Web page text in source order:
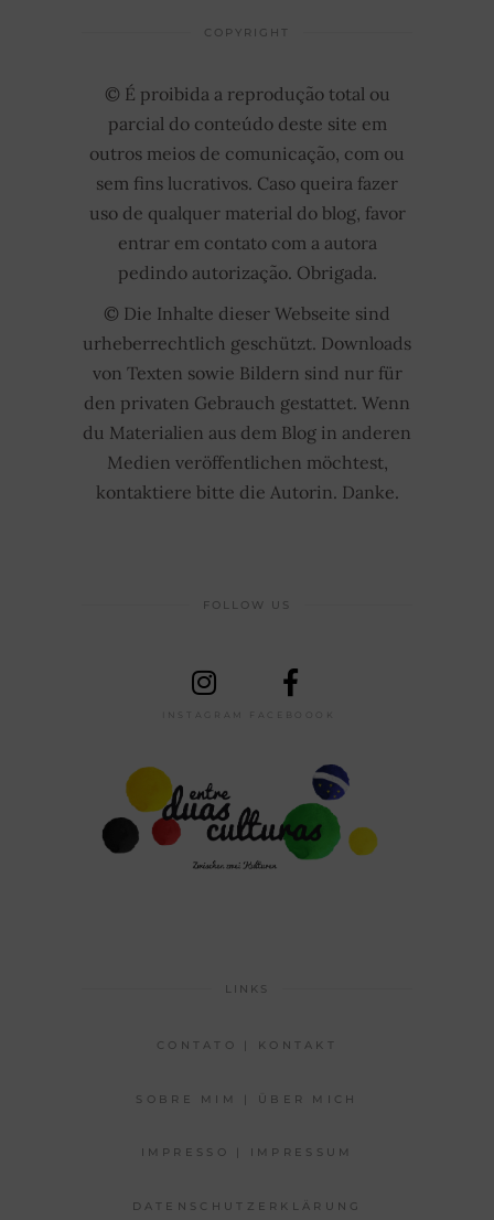
COPYRIGHT
© É proibida a reprodução total ou
parcial do conteúdo deste site em
outros meios de comunicação, com ou
sem fins lucrativos. Caso queira fazer
uso de qualquer material do blog, favor
entrar em contato com a autora
pedindo autorização. Obrigada.
© Die Inhalte dieser Webseite sind
urheberrechtlich geschützt. Downloads
von Texten sowie Bildern sind nur für
den privaten Gebrauch gestattet. Wenn
du Materialien aus dem Blog in anderen
Medien veröffentlichen möchtest,
kontaktiere bitte die Autorin. Danke.
FOLLOW US
INSTAGRAM FACEBOOOK
LINKS
CONTATO | KONTAKT
SOBRE MIM | ÜBER MICH
IMPRESSO | IMPRESSUM
DATENSCHUTZERKLÄRUNG